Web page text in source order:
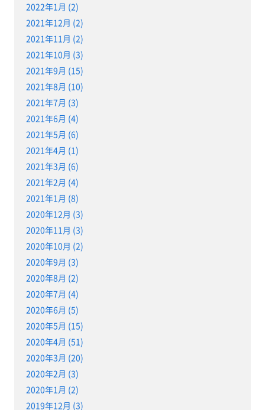
2022年1月 (2)
2021年12月 (2)
2021年11月 (2)
2021年10月 (3)
2021年9月 (15)
2021年8月 (10)
2021年7月 (3)
2021年6月 (4)
2021年5月 (6)
2021年4月 (1)
2021年3月 (6)
2021年2月 (4)
2021年1月 (8)
2020年12月 (3)
2020年11月 (3)
2020年10月 (2)
2020年9月 (3)
2020年8月 (2)
2020年7月 (4)
2020年6月 (5)
2020年5月 (15)
2020年4月 (51)
2020年3月 (20)
2020年2月 (3)
2020年1月 (2)
2019年12月 (3)